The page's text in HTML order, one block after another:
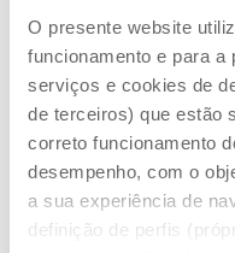
O presente website
funcionamento e para a
serviços e cookies de
de terceiros) que estão
correto funcionamento
desempenho, com o
a sua experiência de
definição de perfis